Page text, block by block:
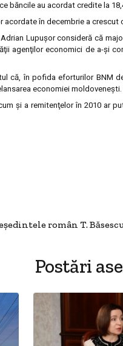
băncile au acordat credite la
în decembrie a crescut
Lupuşor consideră că
agenţilor economici de a-şi
că, în pofida eforturilor BNM
economiei moldoveneşti.
şi a remitenţelor în 2010 ar
român T.
Postări